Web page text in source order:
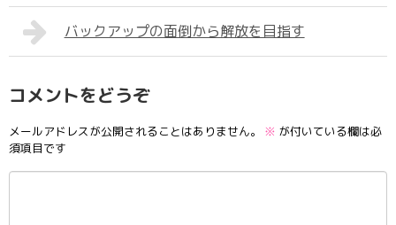
バックアップの面倒から解放を目指す
コメントをどうぞ
メールアドレスが公開されることはありません。 ※ が付いている欄は必
須項目です